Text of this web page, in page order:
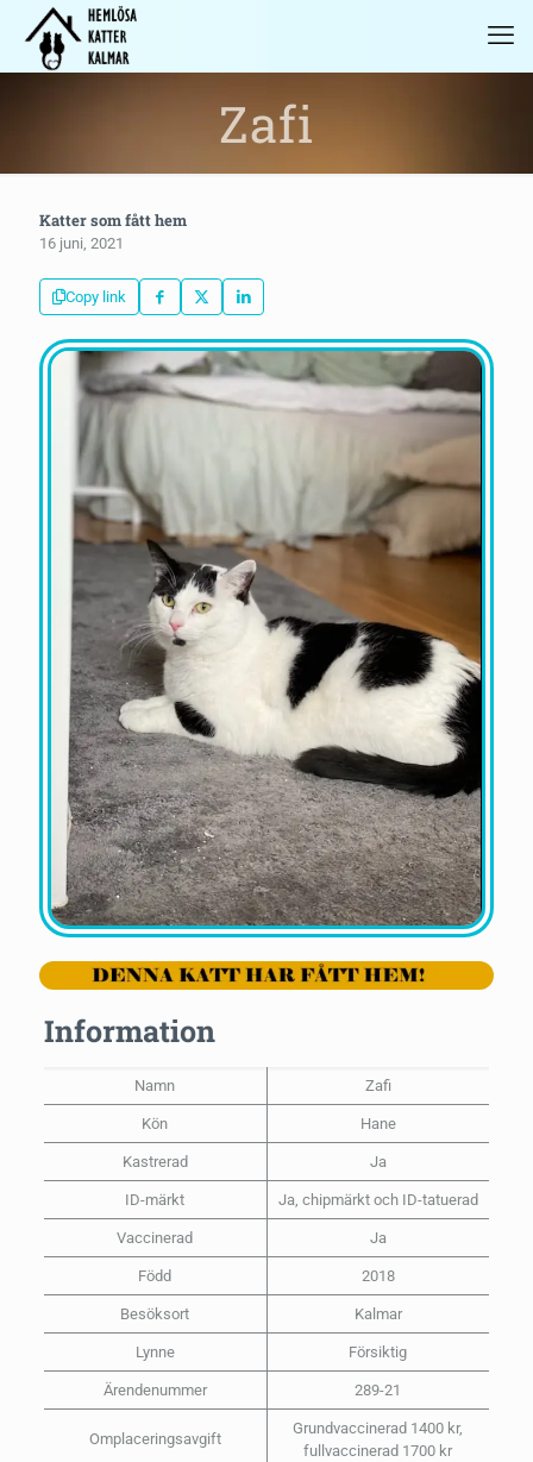
Zafi
Katter som fått hem
16 juni, 2021
Copy link
Information
Namn Zafi
Kön Hane
Kastrerad Ja
ID-märkt Ja, chipmärkt och ID-tatuerad
Vaccinerad Ja
Född 2018
Besöksort Kalmar
Lynne Försiktig
Ärendenummer 289-21
Omplaceringsavgift
Grundvaccinerad 1400 kr,
fullvaccinerad 1700 kr